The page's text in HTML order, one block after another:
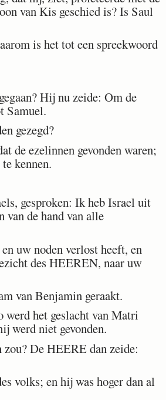
van Kis geschied is? Is Saul
is het tot een spreekwoord
Hij nu zeide: Om de
Samuel.
gezegd?
de ezelinnen gevonden waren;
kennen.
gesproken: Ik heb Israel uit
van de hand van alle
uw noden verlost heeft, en
des HEEREN, naar uw
van Benjamin geraakt.
werd het geslacht van Matri
werd niet gevonden.
De HEERE dan zeide:
volks; en hij was hoger dan al